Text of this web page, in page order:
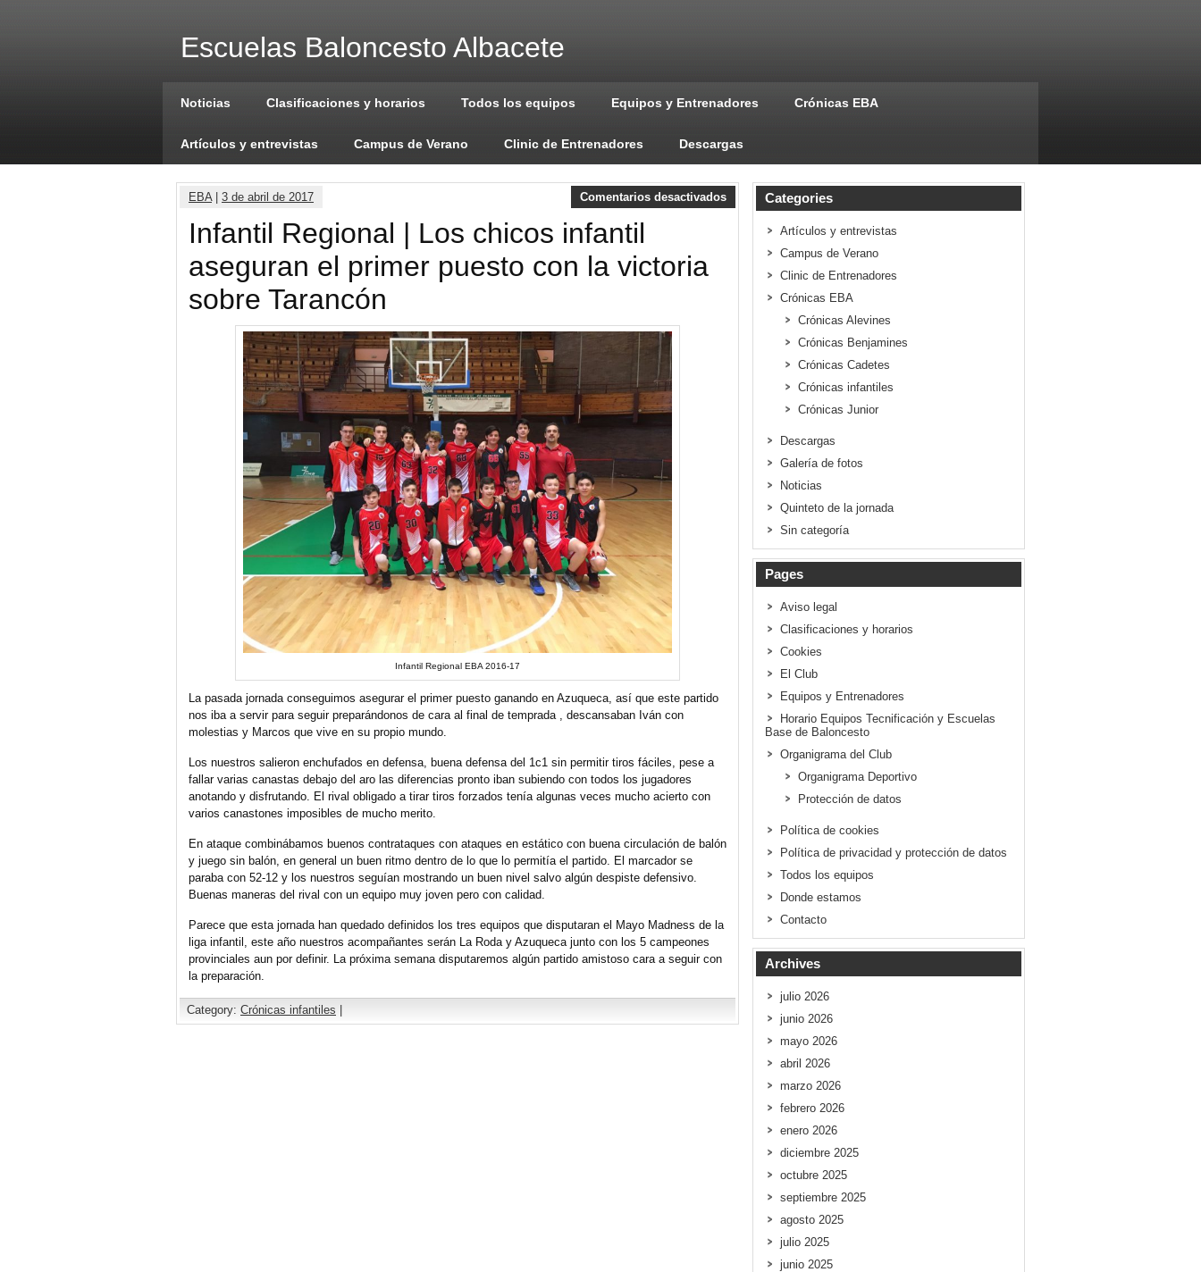
Escuelas Baloncesto Albacete
Noticias Clasificaciones y horarios Todos los equipos Equipos y Entrenadores Crónicas EBA
Artículos y entrevistas Campus de Verano Clinic de Entrenadores Descargas
EBA| 3 de abril de 2017 Comentarios desactivados
Infantil Regional | Los chicos infantil
aseguran el primer puesto con la victoria
sobre Tarancón
Infantil Regional EBA 2016-17
La pasada jornada conseguimos asegurar el primer puesto ganando en Azuqueca, así que este partido
nos iba a servir para seguir preparándonos de cara al final de temprada , descansaban Iván con
molestias y Marcos que vive en su propio mundo.
Los nuestros salieron enchufados en defensa, buena defensa del 1c1 sin permitir tiros fáciles, pese a
fallar varias canastas debajo del aro las diferencias pronto iban subiendo con todos los jugadores
anotando y disfrutando. El rival obligado a tirar tiros forzados tenía algunas veces mucho acierto con
varios canastones imposibles de mucho merito.
En ataque combinábamos buenos contrataques con ataques en estático con buena circulación de balón
y juego sin balón, en general un buen ritmo dentro de lo que lo permitía el partido. El marcador se
paraba con 52-12 y los nuestros seguían mostrando un buen nivel salvo algún despiste defensivo.
Buenas maneras del rival con un equipo muy joven pero con calidad.
Parece que esta jornada han quedado definidos los tres equipos que disputaran el Mayo Madness de la
liga infantil, este año nuestros acompañantes serán La Roda y Azuqueca junto con los 5 campeones
provinciales aun por definir. La próxima semana disputaremos algún partido amistoso cara a seguir con
la preparación.
Category: Crónicas infantiles
Categories
Artículos y entrevistas
Campus de Verano
Clinic de Entrenadores
Crónicas EBA
Crónicas Alevines
Crónicas Benjamines
Crónicas Cadetes
Crónicas infantiles
Crónicas Junior
Descargas
Galería de fotos
Noticias
Quinteto de la jornada
Sin categoría
Pages
Aviso legal
Clasificaciones y horarios
Cookies
El Club
Equipos y Entrenadores
Horario Equipos Tecnificación y Escuelas
Base de Baloncesto
Organigrama del Club
Organigrama Deportivo
Protección de datos
Política de cookies
Política de privacidad y protección de datos
Todos los equipos
Donde estamos
Contacto
Archives
julio 2026
junio 2026
mayo 2026
abril 2026
marzo 2026
febrero 2026
enero 2026
diciembre 2025
octubre 2025
septiembre 2025
agosto 2025
julio 2025
junio 2025